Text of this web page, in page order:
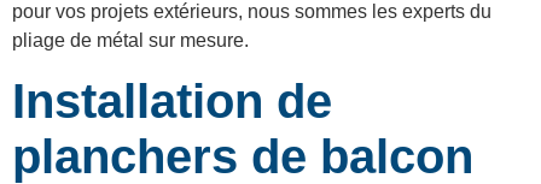
pour vos projets extérieurs, nous sommes les experts du
pliage de métal sur mesure.
Installation de
planchers de balcon